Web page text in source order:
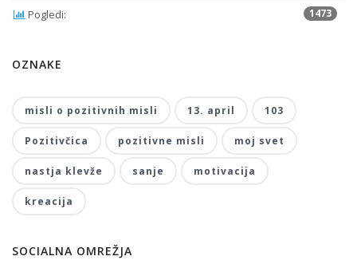
Pogledi: 1473
OZNAKE
misli o pozitivnih misli 13. april 103
Pozitivčica pozitivne misli moj svet
nastja klevže sanje motivacija
kreacija
SOCIALNA OMREŽJA